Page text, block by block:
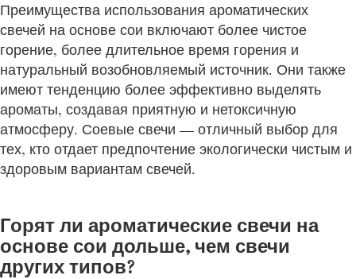
Преимущества использования ароматических
свечей на основе сои включают более чистое
горение, более длительное время горения и
натуральный возобновляемый источник. Они также
имеют тенденцию более эффективно выделять
ароматы, создавая приятную и нетоксичную
атмосферу. Соевые свечи — отличный выбор для
тех, кто отдает предпочтение экологически чистым и
здоровым вариантам свечей.
Горят ли ароматические свечи на
основе сои дольше, чем свечи
других типов?